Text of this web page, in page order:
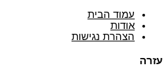
עמוד הבית
אודות
הצהרת נגישות
עזרה